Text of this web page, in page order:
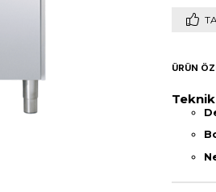
ÜRÜN